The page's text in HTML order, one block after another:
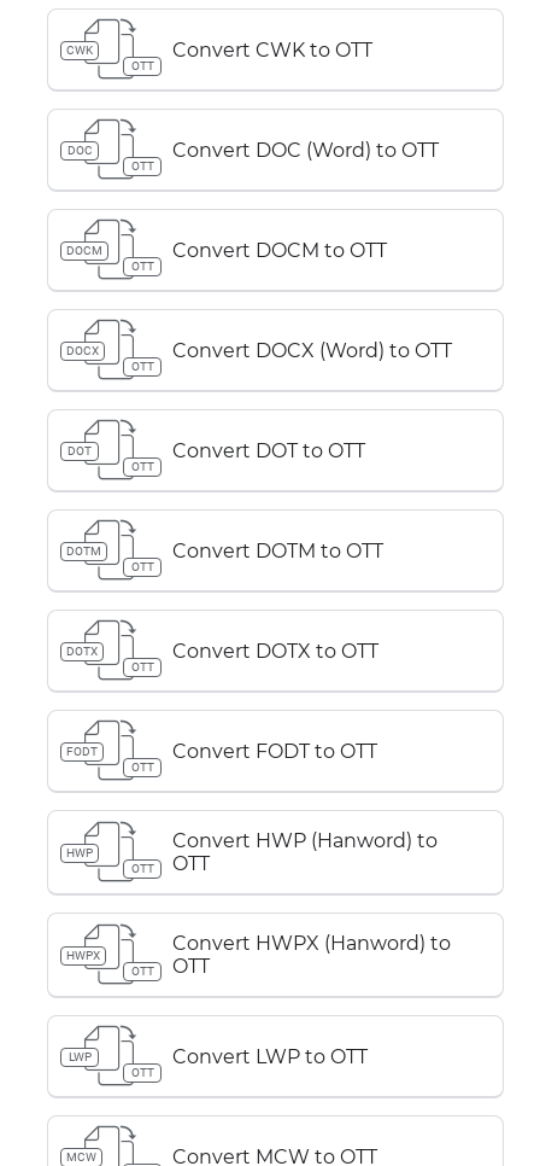
CWK
OTT
Convert CWK to OTT
DOC
OTT
Convert DOC (Word) to OTT
DOCM
OTT
Convert DOCM to OTT
DOCX
OTT
Convert DOCX (Word) to OTT
DOT
OTT
Convert DOT to OTT
DOTM
OTT
Convert DOTM to OTT
DOTX
OTT
Convert DOTX to OTT
FODT
OTT
Convert FODT to OTT
HWP
OTT
Convert HWP (Hanword) to
OTT
HWPX
OTT
Convert HWPX (Hanword) to
OTT
LWP
OTT
Convert LWP to OTT
MCW Convert MCW to OTT